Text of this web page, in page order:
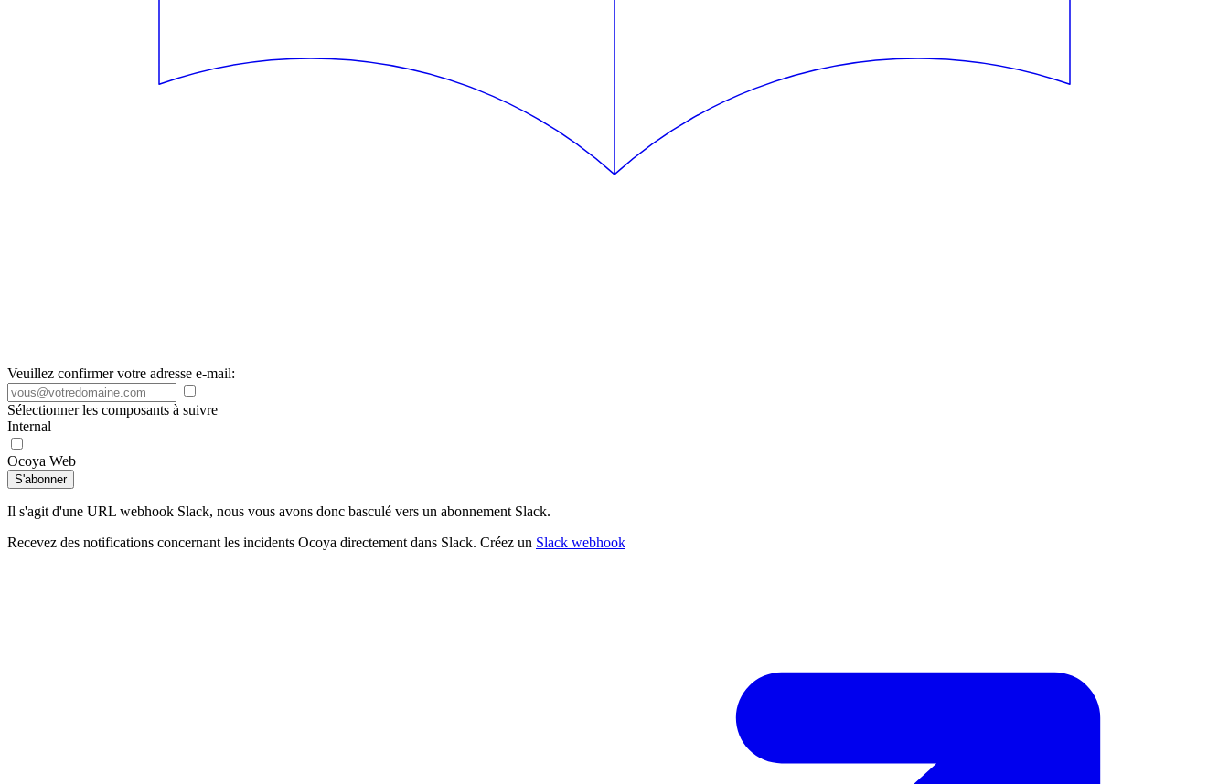
Veuillez confirmer votre adresse e-mail:
Sélectionner les composants à suivre
Internal
Ocoya Web
S'abonner
Il s'agit d'une URL webhook Slack, nous vous avons donc basculé vers un abonnement Slack.
Recevez des notifications concernant les incidents Ocoya directement dans Slack. Créez un Slack webhook